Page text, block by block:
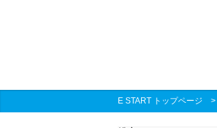
E START トップページ >